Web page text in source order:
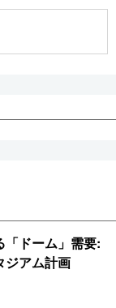
「ドーム」需要:
ジアム計画